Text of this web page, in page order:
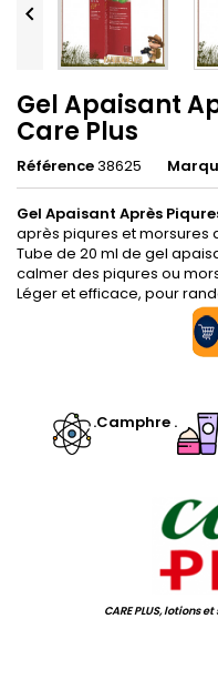

Gel Apaisant
Care Plus
Référence38625
Gel Apaisant Après
après piqures et morsures
Tube de 20 ml de gel
calmer des piqures ou
Léger et efficace, pour
.Camphre .
CARE PLUS, lotions